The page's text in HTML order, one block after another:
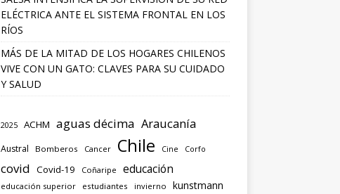
ELÉCTRICA ANTE EL SISTEMA FRONTAL EN LOS
RÍOS
MÁS DE LA MITAD DE LOS HOGARES CHILENOS
VIVE CON UN GATO: CLAVES PARA SU CUIDADO
Y SALUD
2025 ACHM aguas décima Araucanía
Austral Bomberos Cancer Chile Cine Corfo
covid Covid-19 Coñaripe educación
educación superior estudiantes invierno kunstmann